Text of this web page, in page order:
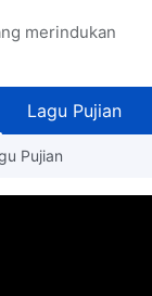
merindukan
Lagu Pujian
Pujian